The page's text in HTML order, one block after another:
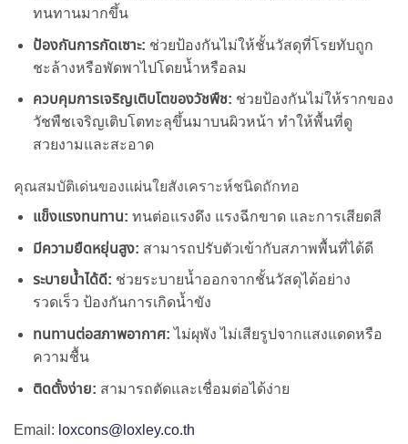
ทนทานมากขึ้น
ป้องกันการกัดเซาะ: ช่วยป้องกันไม่ให้ชั้นวัสดุที่โรยทับถูก
ชะล้างหรือพัดพาไปโดยน้ำหรือลม
ควบคุมการเจริญเติบโตของวัชพืช: ช่วยป้องกันไม่ให้รากของ
วัชพืชเจริญเติบโตทะลุขึ้นมาบนผิวหน้า ทำให้พื้นที่ดู
สวยงามและสะอาด
คุณสมบัติเด่นของแผ่นใยสังเคราะห์ชนิดถักทอ
แข็งแรงทนทาน: ทนต่อแรงดึง แรงฉีกขาด และการเสียดสี
มีความยืดหยุ่นสูง: สามารถปรับตัวเข้ากับสภาพพื้นที่ได้ดี
ระบายน้ำได้ดี: ช่วยระบายน้ำออกจากชั้นวัสดุได้อย่าง
รวดเร็ว ป้องกันการเกิดน้ำขัง
ทนทานต่อสภาพอากาศ: ไม่ผุพัง ไม่เสียรูปจากแสงแดดหรือ
ความชื้น
ติดตั้งง่าย: สามารถตัดและเชื่อมต่อได้ง่าย
Email: loxcons@loxley.co.th